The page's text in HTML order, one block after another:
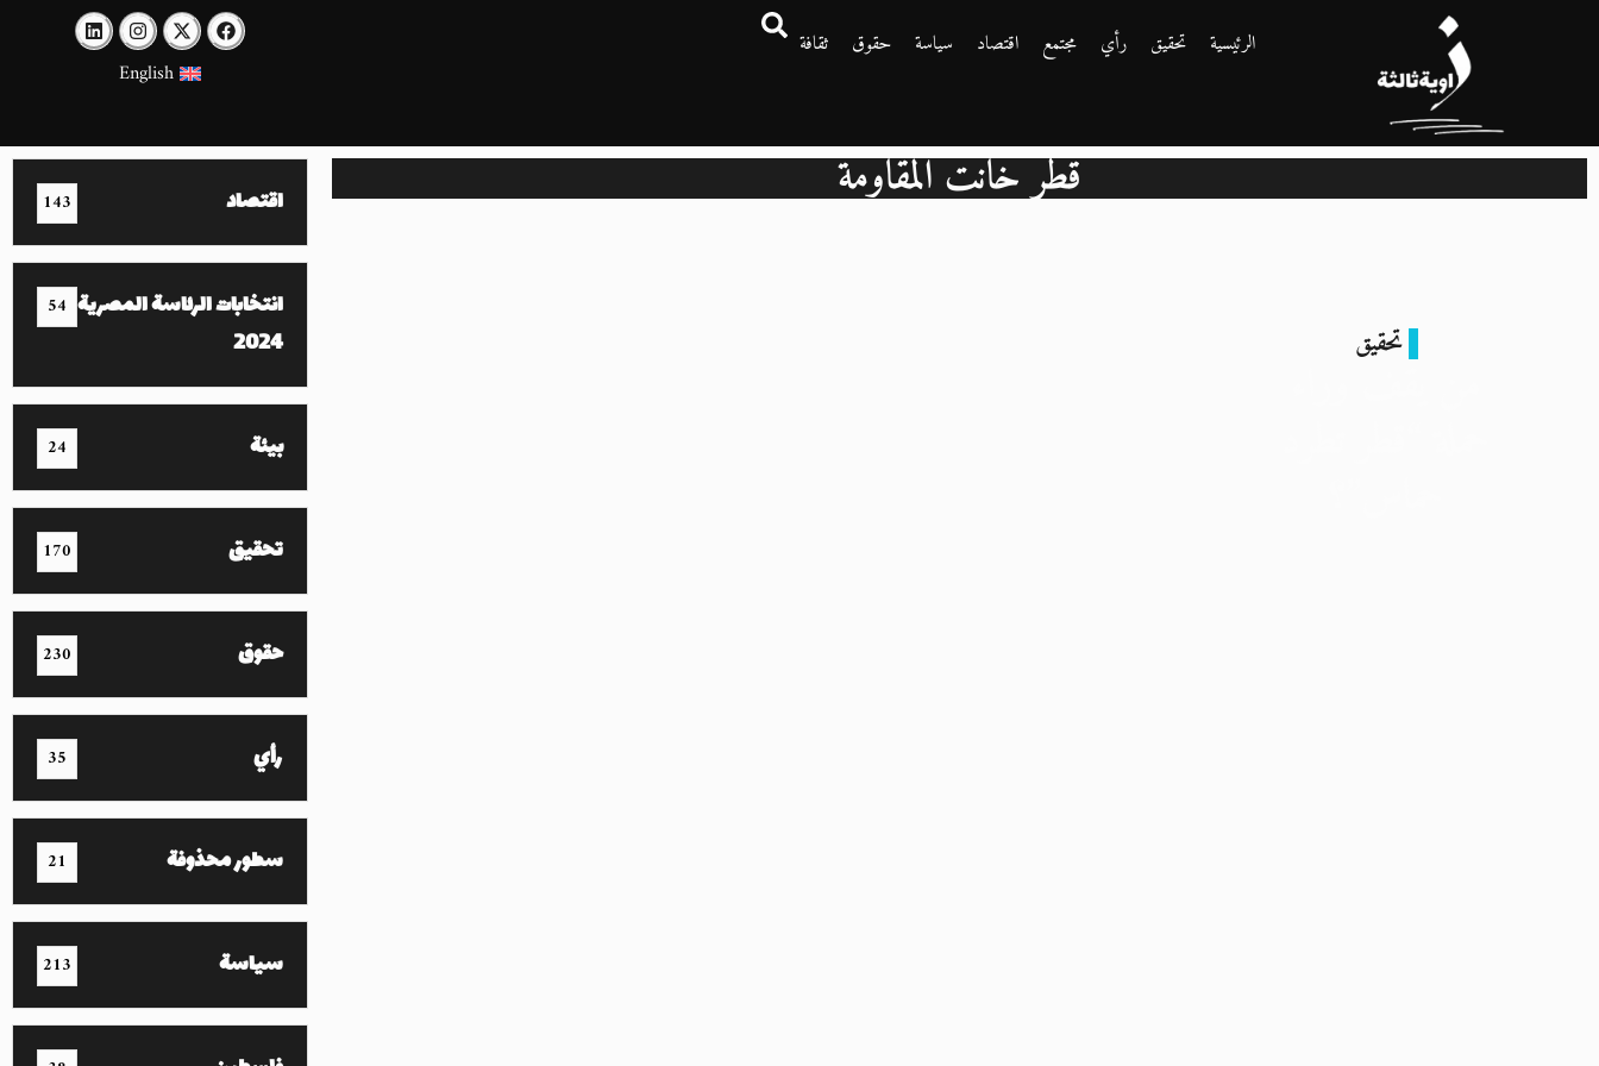
الرئيسية تحقيق رأي مجتمع اقتصاد سياسة حقوق
ثقافة
English
قطر خانت المقاومة
تحقيق
اقتصاد 143
انتخابات الرئاسة المصرية
2024
54
بيئة 24
تحقيق 170
حقوق 230
رأي 35
سطور محذوفة 21
سياسة 213